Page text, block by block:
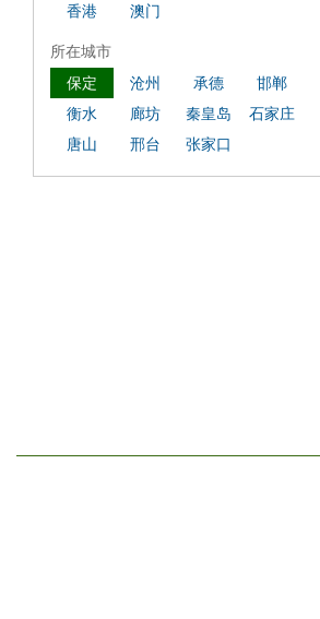
香港
澳门
所在城市
保定
沧州 承德
邯郸
衡水
廊坊 秦皇岛
石家庄
唐山
邢台 张家口